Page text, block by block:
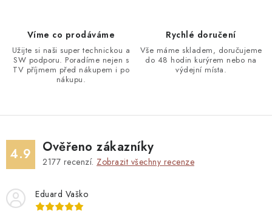
Víme co prodáváme
Užijte si naši super technickou a
SW podporu. Poradíme nejen s
TV příjmem před nákupem i po
nákupu.
Rychlé doručení
Vše máme skladem, doručujeme
do 48 hodin kurýrem nebo na
výdejní místa.
4.9 Ověřeno zákazníky
2177 recenzí. Zobrazit všechny recenze
Eduard Vaško